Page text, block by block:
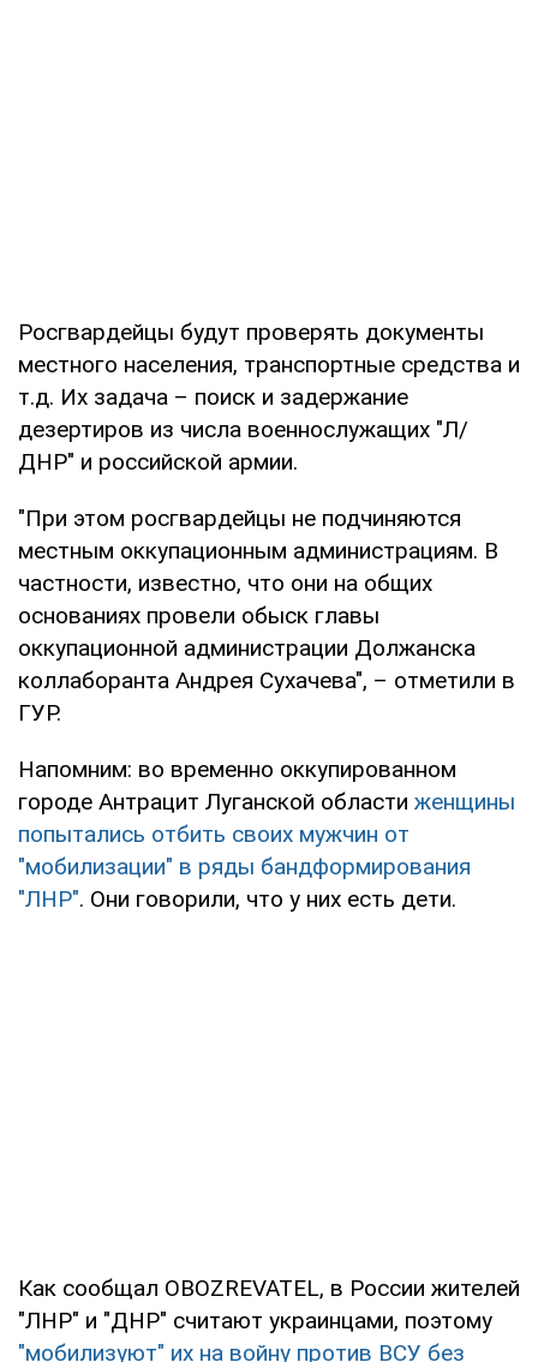
Росгвардейцы будут проверять документы
местного населения, транспортные средства и
т.д. Их задача – поиск и задержание
дезертиров из числа военнослужащих "Л/
ДНР" и российской армии.
"При этом росгвардейцы не подчиняются
местным оккупационным администрациям. В
частности, известно, что они на общих
основаниях провели обыск главы
оккупационной администрации Должанска
коллаборанта Андрея Сухачева", – отметили в
ГУР.
Напомним: во временно оккупированном
городе Антрацит Луганской области женщины
попытались отбить своих мужчин от
"мобилизации" в ряды бандформирования
"ЛНР". Они говорили, что у них есть дети.
Как сообщал OBOZREVATEL, в России жителей
"ЛНР" и "ДНР" считают украинцами, поэтому
"мобилизуют" их на войну против ВСУ без